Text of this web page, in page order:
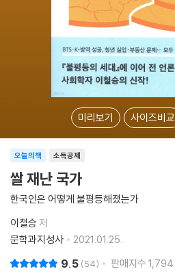
미리보기 사이즈비교
소득공제
오늘의책
쌀 재난 국가
한국인은 어떻게 불평등해졌는가
이철승 저
문학과지성사
2021.01.25.
9.5 54 판매지수 1,794